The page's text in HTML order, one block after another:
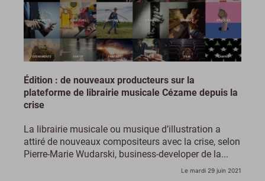
Édition : de nouveaux producteurs sur la
plateforme de librairie musicale Cézame depuis la
crise
La librairie musicale ou musique d’illustration a
attiré de nouveaux compositeurs avec la crise, selon
Pierre-Marie Wudarski, business-developer de la...
Le mardi 29 juin 2021